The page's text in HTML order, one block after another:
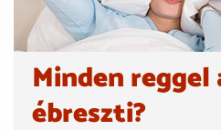
Minden reggel
ébreszti?